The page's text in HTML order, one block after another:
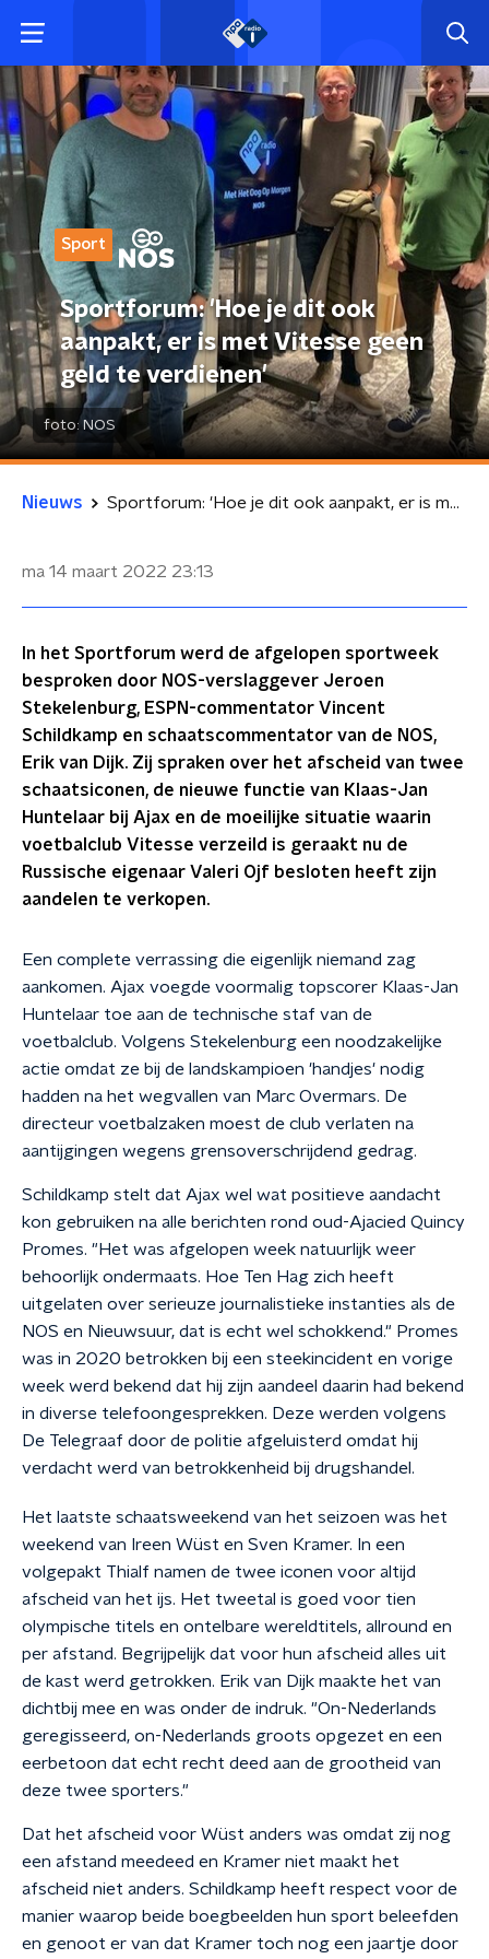
Sport
Sportforum: 'Hoe je dit ook
aanpakt, er is met Vitesse geen
geld te verdienen'
foto: NOS
Nieuws Sportforum: 'Hoe je dit ook aanpakt, er is met Vitesse geen geld te verdienen'
ma 14 maart 2022 23:13
In het Sportforum werd de afgelopen sportweek
besproken door NOS-verslaggever Jeroen
Stekelenburg, ESPN-commentator Vincent
Schildkamp en schaatscommentator van de NOS,
Erik van Dijk. Zij spraken over het afscheid van twee
schaatsiconen, de nieuwe functie van Klaas-Jan
Huntelaar bij Ajax en de moeilijke situatie waarin
voetbalclub Vitesse verzeild is geraakt nu de
Russische eigenaar Valeri Ojf besloten heeft zijn
aandelen te verkopen.
Een complete verrassing die eigenlijk niemand zag
aankomen. Ajax voegde voormalig topscorer Klaas-Jan
Huntelaar toe aan de technische staf van de
voetbalclub. Volgens Stekelenburg een noodzakelijke
actie omdat ze bij de landskampioen 'handjes' nodig
hadden na het wegvallen van Marc Overmars. De
directeur voetbalzaken moest de club verlaten na
aantijgingen wegens grensoverschrijdend gedrag.
Schildkamp stelt dat Ajax wel wat positieve aandacht
kon gebruiken na alle berichten rond oud-Ajacied Quincy
Promes. "Het was afgelopen week natuurlijk weer
behoorlijk ondermaats. Hoe Ten Hag zich heeft
uitgelaten over serieuze journalistieke instanties als de
NOS en Nieuwsuur, dat is echt wel schokkend." Promes
was in 2020 betrokken bij een steekincident en vorige
week werd bekend dat hij zijn aandeel daarin had bekend
in diverse telefoongesprekken. Deze werden volgens
De Telegraaf door de politie afgeluisterd omdat hij
verdacht werd van betrokkenheid bij drugshandel.
Het laatste schaatsweekend van het seizoen was het
weekend van Ireen Wüst en Sven Kramer. In een
volgepakt Thialf namen de twee iconen voor altijd
afscheid van het ijs. Het tweetal is goed voor tien
olympische titels en ontelbare wereldtitels, allround en
per afstand. Begrijpelijk dat voor hun afscheid alles uit
de kast werd getrokken. Erik van Dijk maakte het van
dichtbij mee en was onder de indruk. "On-Nederlands
geregisseerd, on-Nederlands groots opgezet en een
eerbetoon dat echt recht deed aan de grootheid van
deze twee sporters."
Dat het afscheid voor Wüst anders was omdat zij nog
een afstand meedeed en Kramer niet maakt het
afscheid niet anders. Schildkamp heeft respect voor de
manier waarop beide boegbeelden hun sport beleefden
en genoot er van dat Kramer toch nog een jaartje door